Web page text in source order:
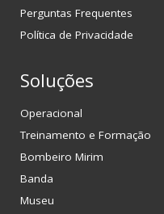
Perguntas Frequentes
Política de Privacidade
Soluções
Operacional
Treinamento e Formação
Bombeiro Mirim
Banda
Museu